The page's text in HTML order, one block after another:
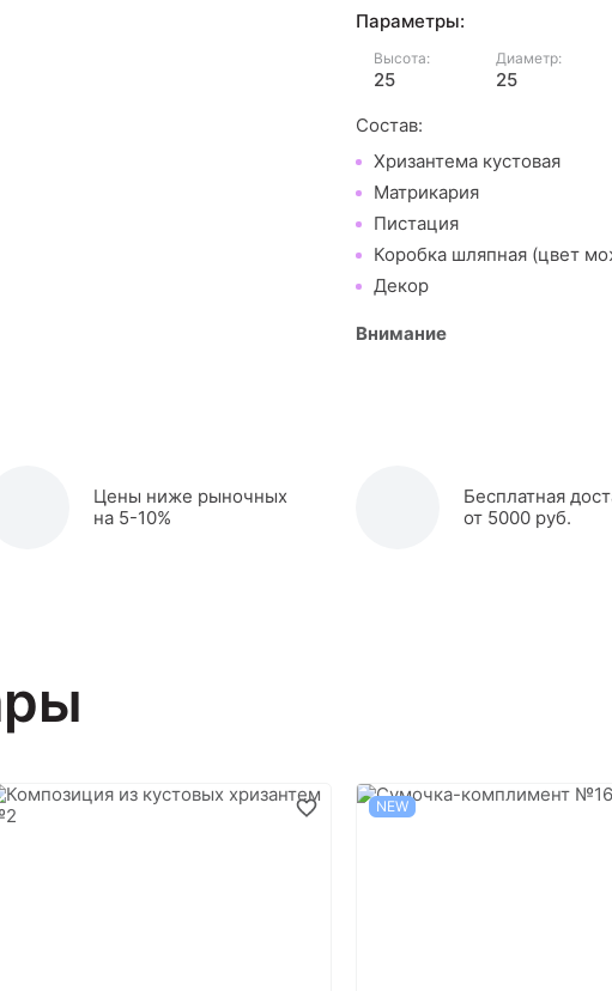
Параметры:
Высота:
25
Диаметр:
25
Состав:
Хризантема кустовая
Матрикария
Пистация
Коробка шляпная (цвет
Декор
Внимание
Цены ниже рыночных
на 5-10%
Бесплатная
от 5000 руб.
NEW